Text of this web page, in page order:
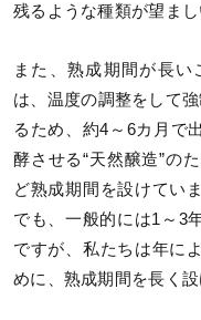
残るような種類が望まし
また、熟成期間が長
は、温度の調整をして
るため、約4～6カ月で
酵させる“天然醸造”の
ど熟成期間を設けてい
でも、一般的には1～3
ですが、私たちは年に
めに、熟成期間を長く設